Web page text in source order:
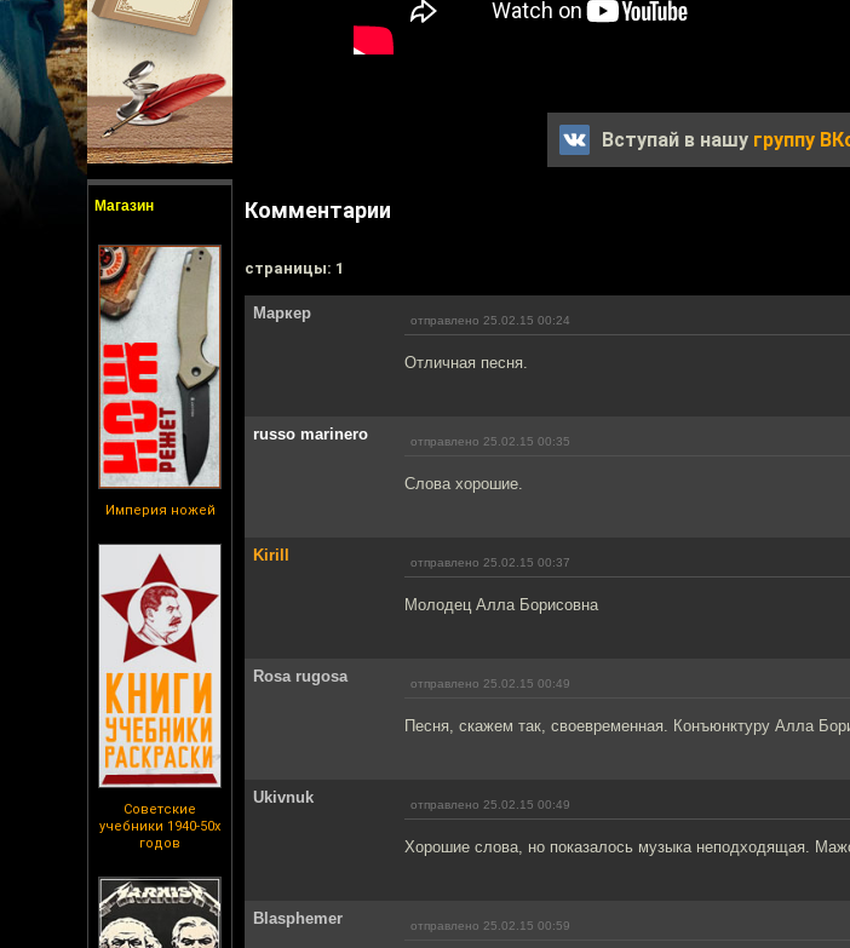
Магазин
Империя ножей
Советские
учебники 1940-50х
годов
Вступай в нашу группу
Комментарии
cтраницы: 1
Маркер отправлено 25.02.15 00:24
Отличная песня.
russo marinero отправлено 25.02.15 00:35
Слова хорошие.
Kirill отправлено 25.02.15 00:37
Молодец Алла Борисовна
Rosa rugosa отправлено 25.02.15 00:49
Песня, скажем так, своевременная. Конъюнктуру Алла
Ukivnuk отправлено 25.02.15 00:49
Хорошие слова, но показалось музыка неподходящая.
Blasphemer отправлено 25.02.15 00:59